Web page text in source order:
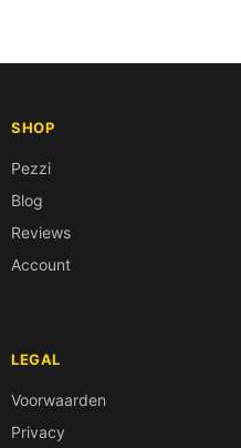
SHOP
Pezzi
Blog
Reviews
Account
LEGAL
Voorwaarden
Privacy